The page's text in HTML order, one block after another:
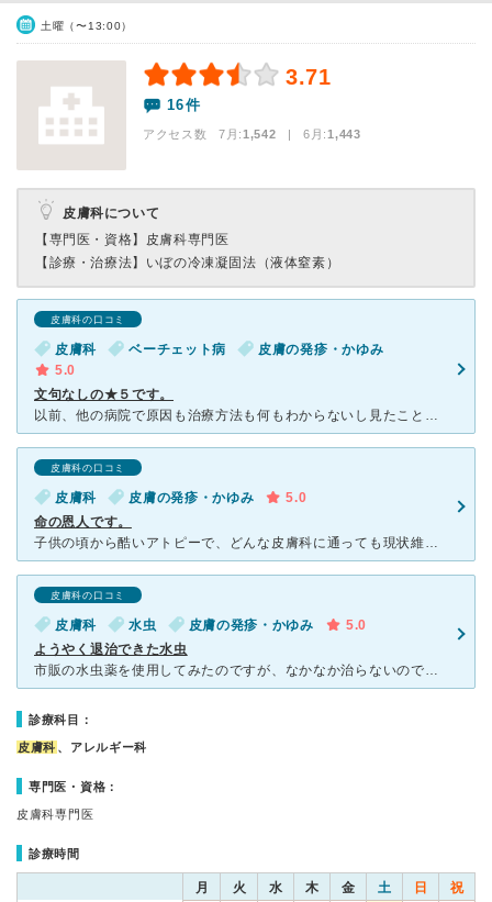
土曜（〜13:00）
3.71
16件
アクセス数 7月:1,542 | 6月:1,443
皮膚科について
【専門医・資格】 皮膚科専門医
【診療・治療法】 いぼの冷凍凝固法（液体窒素）
皮膚科の口コミ
皮膚科 ベーチェット病
皮膚の発疹・かゆみ
5.0
文句なしの★５です。
以前、他の病院で原因も治療方法も何もわからないし見たことない症状だと言われてどうしようもないので体調が悪化していきながらも違う病院で受診しましたが何もわからず。寝返りでさえ声が思わずもれるほど痛みが強
皮膚科の口コミ
皮膚科 皮膚の発疹・かゆみ
5.0
命の恩人です。
子供の頃から酷いアトピーで、どんな皮膚科に通っても現状維持がやっとでした。 最近、環境の変化からか、顔にも酷く出るようになって、あっちこっちの皮膚科に行きましたが、見捨てられ、期待せず谷先生に受診し
皮膚科の口コミ
皮膚科 水虫 皮膚の発疹・かゆみ
5.0
ようやく退治できた水虫
市販の水虫薬を使用してみたのですが、なかなか治らないので受診しました。 もしかしたら別の皮膚病ではないかと疑っていましたが、顕微鏡で細胞を検査した結果、晴れて水虫と診断していただきました。 先生か
診療科目：
皮膚科 、アレルギー科
専門医・資格：
皮膚科専門医
診療時間
月 火 水 木 金 土 日 祝